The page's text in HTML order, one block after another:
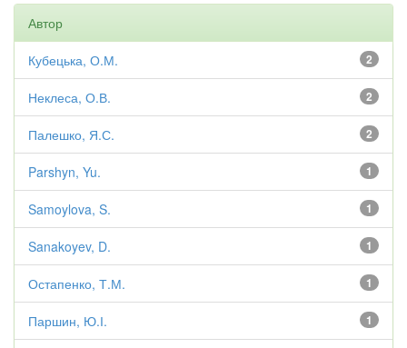
Автор
2
Кубецька, О.М.
2
Неклеса, О.В.
2
Палешко, Я.С.
1
Parshyn, Yu.
1
Samoylova, S.
1
Sanakoyev, D.
1
Остапенко, Т.М.
1
Паршин, Ю.І.